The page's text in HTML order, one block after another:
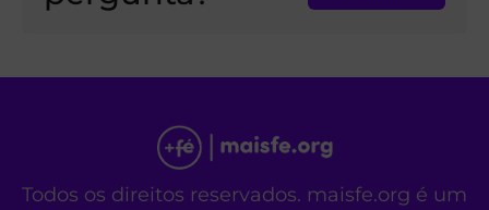
Todos os direitos reservados. maisfe.org é um